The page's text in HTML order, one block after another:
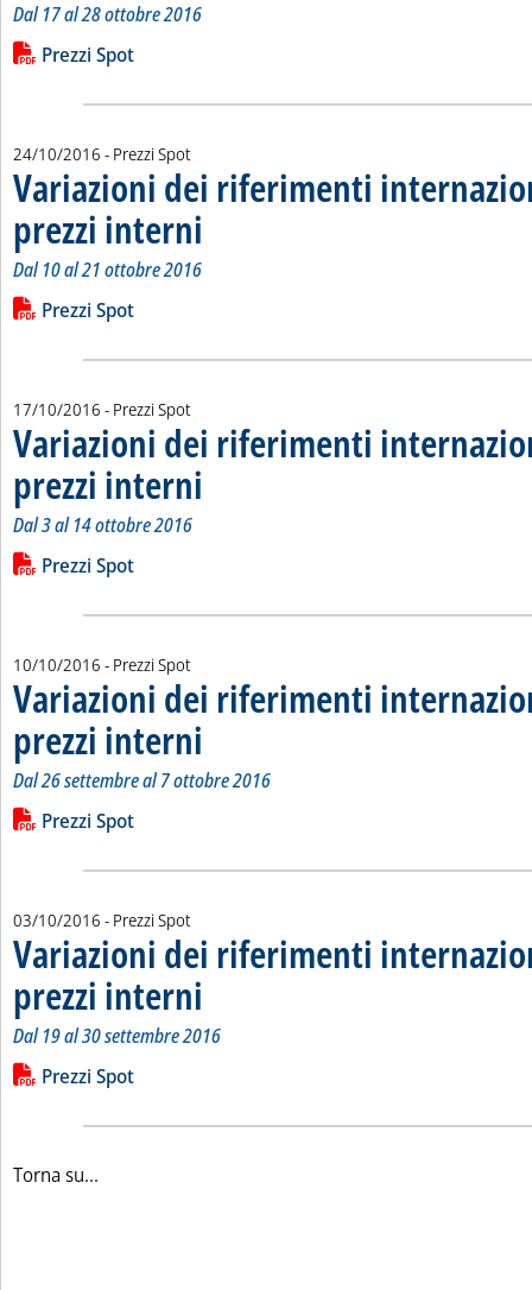
Dal 17 al 28 ottobre 2016
Leggi tutta la notizia: 'Variazioni dei riferimenti
Lista allegati PDF alla notizia
Prezzi Spot
24/10/2016 - Prezzi Spot
Variazioni dei riferimenti
prezzi interni
Dal 10 al 21 ottobre 2016
Leggi tutta la notizia: 'Variazioni dei riferimenti
Lista allegati PDF alla notizia
Prezzi Spot
17/10/2016 - Prezzi Spot
Variazioni dei riferimenti
prezzi interni
Dal 3 al 14 ottobre 2016
Leggi tutta la notizia: 'Variazioni dei riferimenti
Lista allegati PDF alla notizia
Prezzi Spot
10/10/2016 - Prezzi Spot
Variazioni dei riferimenti
prezzi interni
Dal 26 settembre al 7 ottobre 2016
Leggi tutta la notizia: 'Variazioni dei riferimenti
Lista allegati PDF alla notizia
Prezzi Spot
03/10/2016 - Prezzi Spot
Variazioni dei riferimenti
prezzi interni
Dal 19 al 30 settembre 2016
Leggi tutta la notizia: 'Variazioni dei riferimenti
Lista allegati PDF alla notizia
Prezzi Spot
Torna su...